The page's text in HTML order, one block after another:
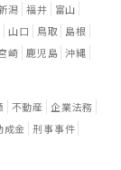
潟 福井
富山
山口 鳥取
島根
崎 鹿児島 沖縄
不動産 企業法務
成金 刑事事件